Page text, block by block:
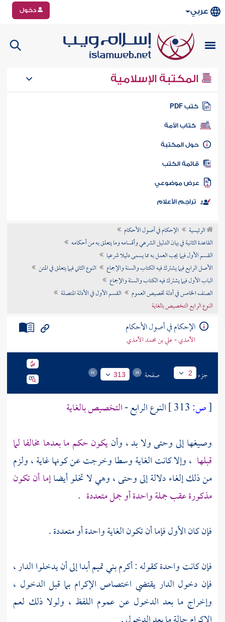
عربي دخول
المكتبة الإسلامية
كتب PDF
كتاب الأمة
المكتبة
الكتب
موضوعي
تراجم الأعلام
الرئيسية
الإحكام في أصول الأحكام
القاعدة الثانية في بيان الدليل الشرعي وأقسامه وما يتعلق به من أحكامه
القسم الأول فيما يجب العمل به مما يسمى دليلا شرعيا
الأصل الرابع فيما يشترك فيه الكتاب والسنة والإجماع
النوع الثاني فيما يتعلق في المتن
الباب الأول فيما يشترك فيه الكتاب والسنة والإجماع
الصنف الخامس في أدلة تخصيص العموم
القسم الأول في الأدلة المتصلة
النوع الرابع التخصيص بالغاية
الإحكام في أصول الأحكام
الآمدي - علي بن محمد الآمدي
جزء 2 صفحة 313
[ص: النوع الرابع -التخصيص بالغاية
وصيغها إلى وحتى ولا بد ، وأنيكون حكم ما بعدها مخالفا لما
قبلها ، وإلا كانت الغاية وسطا وخرجت عن كونها غاية ، ولزم
من ذلك إلغاء دلالة إلى وحتى ، وهي لا تخلو أيضاإما أن تكون
مذكورة عقب جملة واحدة أو جمل متعددة .
فإن كان الأول فإما أن تكون الغاية واحدة أو متعددة .
فإن كانت واحدة كقوله : أكرمبني تميمأبدا إلى أن يدخلوا الدار ،
فإن دخول الدار يقتضي اختصاص الإكرام بما قبل الدخول ،
وإخراج ما بعد الدخول عن عموم اللفظ ، ولولا ذلك لعم